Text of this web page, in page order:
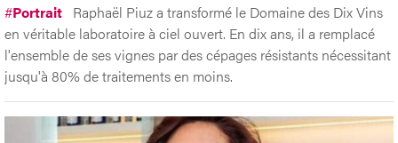
#Portrait Raphaël Piuz a transformé le Domaine des Dix Vins
en véritable laboratoire à ciel ouvert. En dix ans, il a remplacé
l'ensemble de ses vignes par des cépages résistants nécessitant
jusqu'à 80% de traitements en moins.